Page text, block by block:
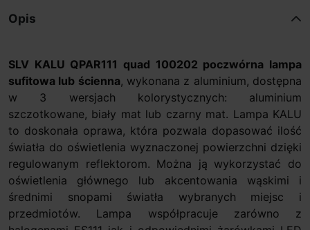
Opis
SLV KALU QPAR111 quad 100202 poczwórna lampa
sufitowa lub ścienna, wykonana z aluminium, dostępna
w 3 wersjach kolorystycznych: aluminium
szczotkowane, biały mat lub czarny mat. Lampa KALU
to doskonała oprawa, która pozwala dopasować ilość
światła do oświetlenia wyznaczonej powierzchni dzięki
regulowanym reflektorom. Można ją wykorzystać do
oświetlenia głównego lub akcentowania wąskimi i
średnimi snopami światła wybranych miejsc i
przedmiotów. Lampa współpracuje zarówno z